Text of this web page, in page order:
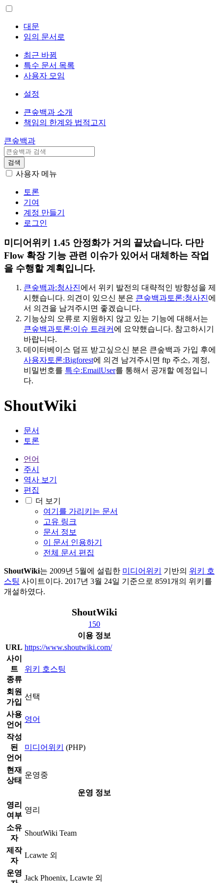
대문
임의 문서로
최근 바뀜
특수 문서 목록
사용자 모임
설정
큰숲백과 소개
책임의 한계와 법적고지
큰숲백과
검색
사용자 메뉴
토론
기여
계정 만들기
로그인
미디어위키 1.45 안정화가 거의 끝났습니다. 다만
Flow 확장 기능 관련 이슈가 있어서 대체하는 작업
을 수행할 계획입니다.
큰숲백과:청사진에서 위키 발전의 대략적인 방향성을 제
시했습니다. 의견이 있으신 분은 큰숲백과토론:청사진에
서 의견을 남겨주시면 좋겠습니다.
기능상의 오류로 지원하지 않고 있는 기능에 대해서는
큰숲백과토론:이슈 트래커 에 요약했습니다. 참고하시기
바랍니다.
데이터베이스 덤프 받고싶으신 분은 큰숲백과 가입 후에
사용자토론:Bigforest에 의견 남겨주시면 ftp 주소, 계정,
비밀번호를 특수:EmailUser를 통해서 공개할 예정입니
다.
ShoutWiki
문서
토론
언어
주시
역사 보기
편집
더 보기
여기를 가리키는 문서
고유 링크
문서 정보
이 문서 인용하기
전체 문서 편집
ShoutWiki는 2009년 5월에 설립한 미디어위키 기반의 위키 호
스팅 사이트이다. 2017년 3월 24일 기준으로 8591개의 위키를
개설하였다.
ShoutWiki
150
이용 정보
URL https://www.shoutwiki.com/
사이
트
종류
위키 호스팅
회원
가입
선택
사용
언어
영어
작성
된
언어
미디어위키 (PHP)
현재
상태
운영중
운영 정보
영리
여부
영리
소유
자
ShoutWiki Team
제작
자
Lcawte 외
운영
Jack Phoenix, Lcawte 외